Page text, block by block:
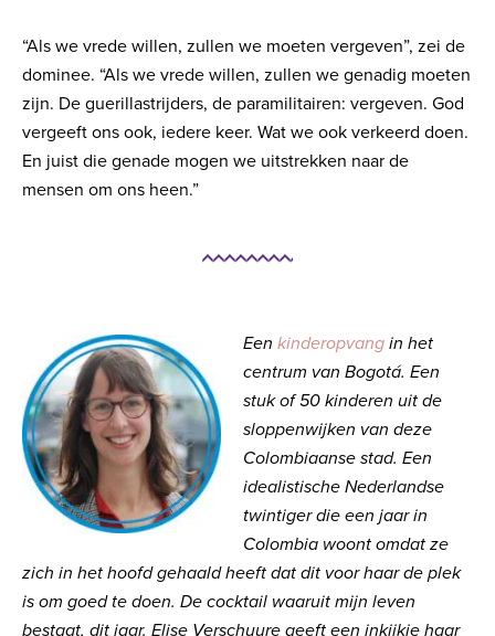
“Als we vrede willen, zullen we moeten vergeven”, zei de
dominee. “Als we vrede willen, zullen we genadig moeten
zijn. De guerillastrijders, de paramilitairen: vergeven. God
vergeeft ons ook, iedere keer. Wat we ook verkeerd doen.
En juist die genade mogen we uitstrekken naar de
mensen om ons heen.”
Een kinderopvang in het
centrum van Bogotá. Een
stuk of 50 kinderen uit de
sloppenwijken van deze
Colombiaanse stad. Een
idealistische Nederlandse
twintiger die een jaar in
Colombia woont omdat ze
zich in het hoofd gehaald heeft dat dit voor haar de plek
is om goed te doen. De cocktail waaruit mijn leven
bestaat, dit jaar. Elise Verschuure geeft een inkijkje haar